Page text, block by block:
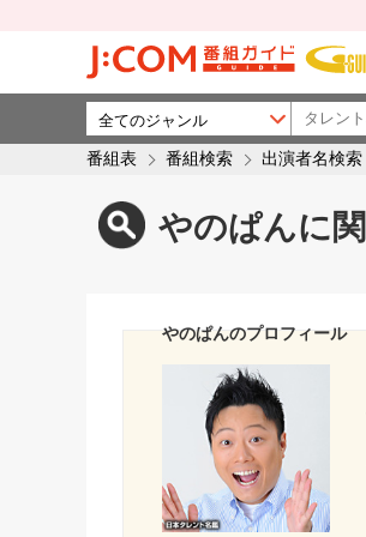
番組表 番組検索 出演者名検索
やのぱんに
やのぱんのプロフィール